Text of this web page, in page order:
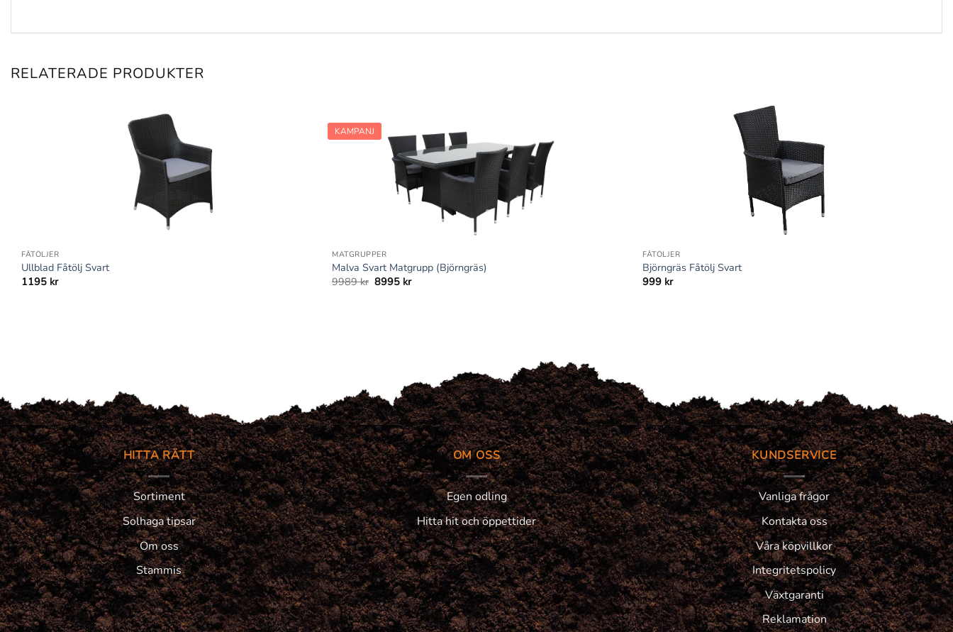
RELATERADE PRODUKTER
FÅTÖLJER
Ullblad Fåtölj Svart
1195 kr
KAMPANJ
MATGRUPPER
Malva Svart Matgrupp (Björngräs)
9989kr Det
8995 krDet
FÅTÖLJER
Björngräs Fåtölj Svart
999 kr
HITTA RÄTT
Sortiment
Solhaga tipsar
Om oss
Stammis
OM OSS
Egen odling
Hitta hit och öppettider
KUNDSERVICE
Vanliga frågor
Kontakta oss
Våra köpvillkor
Integritetspolicy
Växtgaranti
Reklamation